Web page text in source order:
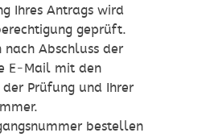
Ihres Antrags wird
geprüft.
nach Abschluss der
E-Mail mit den
der Prüfung und Ihrer
bestellen